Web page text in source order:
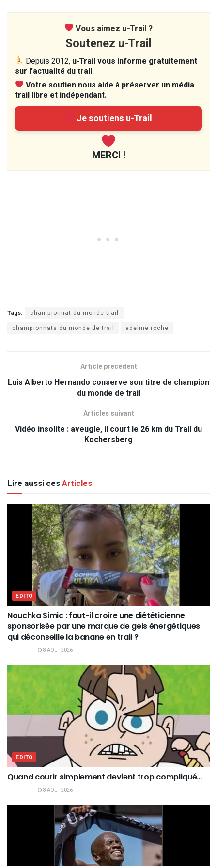
Vous aimez u-Trail ?
Soutenez u-Trail
Depuis 2012, u-Trail vous informe gratuitement
sur l’actualité du trail.
Votre soutien nous aide à préserver un média
trail libre et indépendant.
Je soutiens u-Trail
MERCI !
Tags:
championnat du monde trail
championnats du monde de trail
adeline roche
Article précédent
Luis Alberto Hernando conserve son titre de champion
du monde de trail
Articles suivant
Vidéo insolite : aveugle, il court le 26 km du Trail du
Kochersberg
Lire aussi cesArticles
EDITO
Nouchka Simic : faut-il croire une diététicienne
sponsorisée par une marque de gels énergétiques
qui déconseille la banane en trail ?
8 AOÛT 2026
EDITO
Quand courir simplement devient trop compliqué…
8 AOÛT 2026